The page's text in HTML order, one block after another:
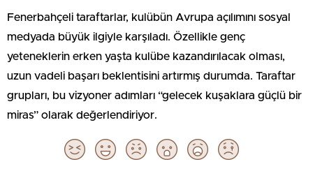
Fenerbahçeli taraftarlar, kulübün Avrupa açılımını sosyal
medyada büyük ilgiyle karşıladı. Özellikle genç
yeteneklerin erken yaşta kulübe kazandırılacak olması,
uzun vadeli başarı beklentisini artırmış durumda. Taraftar
grupları, bu vizyoner adımları “gelecek kuşaklara güçlü bir
miras” olarak değerlendiriyor.